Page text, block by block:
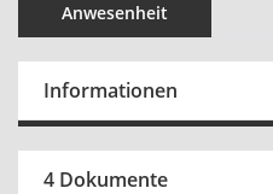
Anwesenheit
Informationen
4 Dokumente